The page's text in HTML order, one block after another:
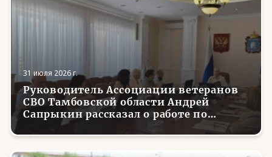
31 июля 2026 г.
Руководитель Ассоциации ветеранов
СВО Тамбовской области Андрей
Сапрыкин рассказал о работе по
трудоустройству вернувшихся с
фронта боевых товарищей